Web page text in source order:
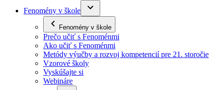
Fenomény v škole
Fenomény v škole
Prečo učiť s Fenoménmi
Ako učiť s Fenoménmi
Metódy výučby a rozvoj kompetencií pre 21. storočie
Vzorové školy
Vyskúšajte si
Webináre